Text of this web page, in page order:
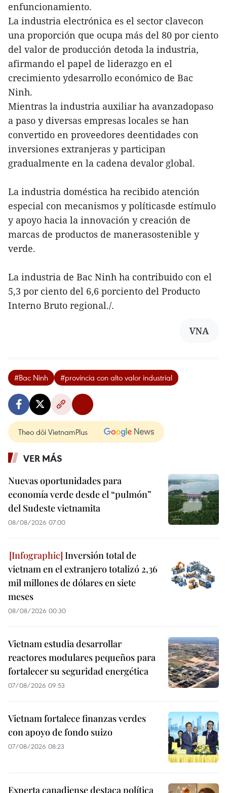
enfuncionamiento.
La industria electrónica es el sector clavecon
una proporción que ocupa más del 80 por ciento
del valor de producción detoda la industria,
afirmando el papel de liderazgo en el
crecimiento ydesarrollo económico de Bac
Ninh.
Mientras la industria auxiliar ha avanzadopaso
a paso y diversas empresas locales se han
convertido en proveedores deentidades con
inversiones extranjeras y participan
gradualmente en la cadena devalor global.
La industria doméstica ha recibido atención
especial con mecanismos y políticasde estímulo
y apoyo hacia la innovación y creación de
marcas de productos de manerasostenible y
verde.
La industria de Bac Ninh ha contribuido con el
5,3 por ciento del 6,6 porciento del Producto
Interno Bruto regional./.
VNA
#Bac Ninh #provincia con alto valor industrial
Theo dõi VietnamPlus
VER MÁS
Nuevas oportunidades para
economía verde desde el “pulmón”
del Sudeste vietnamita
08/08/2026 07:00
Inversión total de
vietnam en el extranjero totalizó 2,36
mil millones de dólares en siete
meses
08/08/2026 00:30
Vietnam estudia desarrollar
reactores modulares pequeños para
fortalecer su seguridad energética
07/08/2026 09:53
Vietnam fortalece finanzas verdes
con apoyo de fondo suizo
07/08/2026 08:23
Experta canadiense destaca política